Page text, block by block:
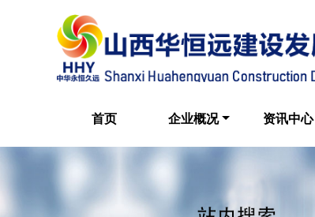
首页 企业概况 资讯中心